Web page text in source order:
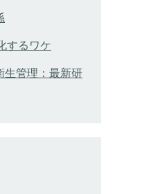
するワケ
生管理：最新研